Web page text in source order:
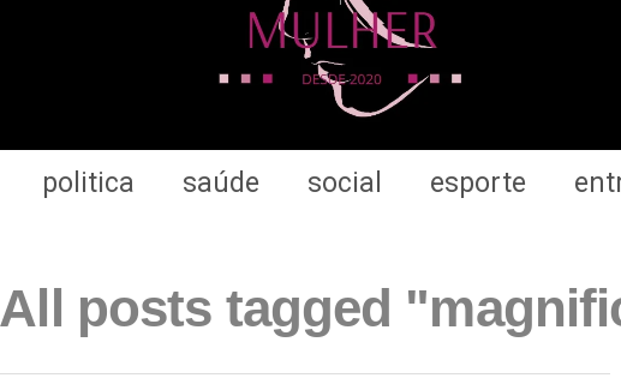
politica saúde social esporte
All posts tagged